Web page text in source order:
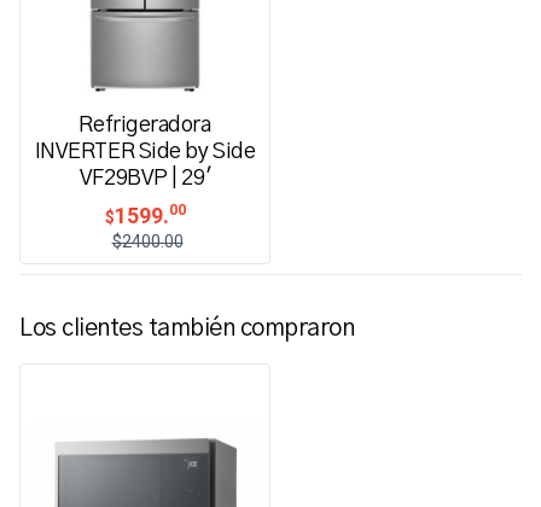
Refrigeradora
INVERTER Side by Side
VF29BVP | 29'
$1599.00
$2400.00
Los clientes también compraron